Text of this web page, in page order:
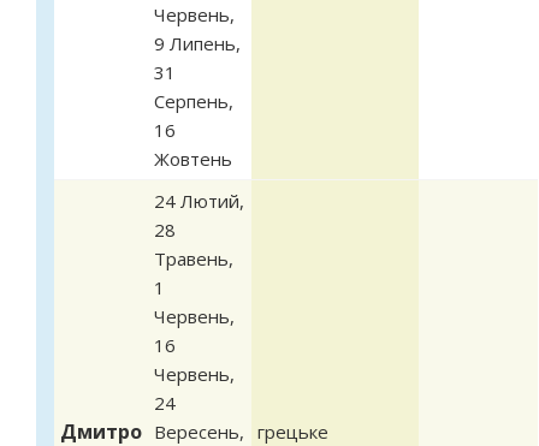
Червень,
9 Липень,
31
Серпень,
16
Жовтень
Дмитро
24 Лютий,
28
Травень,
1
Червень,
16
Червень,
24
Вересень, грецьке